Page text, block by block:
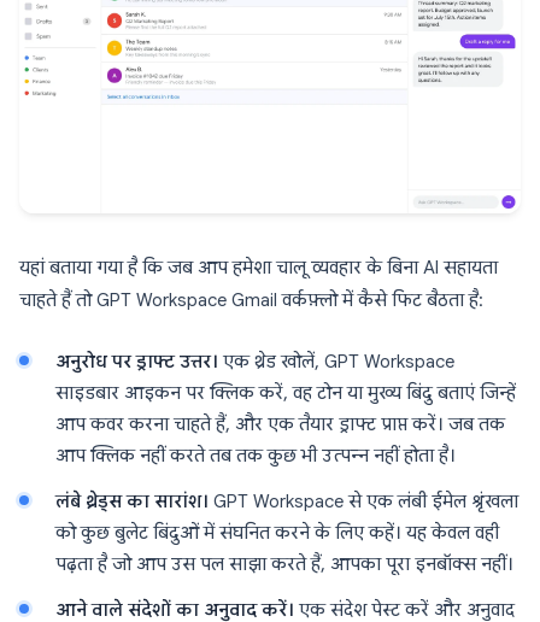
यहां बताया गया है कि जब आप हमेशा चालू व्यवहार के बिना AI सहायता
चाहते हैं तो GPT Workspace Gmail वर्कफ़्लो में कैसे फिट बैठता है:
अनुरोध पर ड्राफ्ट उत्तर। एक थ्रेड खोलें, GPT Workspace
साइडबार आइकन पर क्लिक करें, वह टोन या मुख्य बिंदु बताएं जिन्हें
आप कवर करना चाहते हैं, और एक तैयार ड्राफ्ट प्राप्त करें। जब तक
आप क्लिक नहीं करते तब तक कुछ भी उत्पन्न नहीं होता है।
लंबे थ्रेड्स का सारांश। GPT Workspace से एक लंबी ईमेल श्रृंखला
को कुछ बुलेट बिंदुओं में संघनित करने के लिए कहें। यह केवल वही
पढ़ता है जो आप उस पल साझा करते हैं, आपका पूरा इनबॉक्स नहीं।
आने वाले संदेशों का अनुवाद करें। एक संदेश पेस्ट करें और अनुवाद